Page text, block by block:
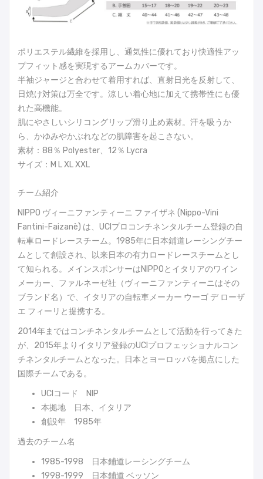
ポリエステル繊維を採用し、通気性に優れており快適性アッ
プフィット感を実現するアームカバーです。
半袖ジャージと合わせて着用すれば、直射日光を反射して、
日焼け対策は万全です。涼しい着心地に加えて携帯性にも優
れた高機能。
肌にやさしいシリコングリップ滑り止め素材。汗を吸うか
ら、かゆみやかぶれなどの肌障害を起こさない。
素材：88％ Polyester、12％ Lycra
サイズ：M L XL XXL
チーム紹介
NIPPO ヴィーニファンティーニ ファイザネ (Nippo-Vini
Fantini-Faizanè) は、UCIプロコンチネンタルチーム登録の自
転車ロードレースチーム。1985年に日本鋪道レーシングチー
ムとして創設され、以来日本の有力ロードレースチームとし
て知られる。メインスポンサーはNIPPOとイタリアのワイン
メーカー、ファルネーゼ社（ヴィーニファンティーニはその
ブランド名）で、イタリアの自転車メーカー ウーゴ デ ローザ
エ フィーリと提携する。
2014年まではコンチネンタルチームとして活動を行ってきた
が、2015年よりイタリア登録のUCIプロフェッショナルコン
チネンタルチームとなった。日本とヨーロッパを拠点にした
国際チームである。
UCIコード NIP
本拠地 日本、イタリア
創設年 1985年
過去のチーム名
1985-1998 日本鋪道レーシングチーム
1998-1999 日本鋪道 ベッソン